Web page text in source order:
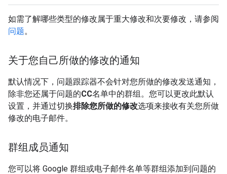
如需了解哪些类型的修改属于重大修改和次要修改，请参阅
问题。
关于您自己所做的修改的通知
默认情况下，问题跟踪器不会针对您所做的修改发送通知，
除非您还属于问题的CC名单中的群组。您可以更改此默认
设置，并通过切换排除您所做的修改选项来接收有关您所做
修改的电子邮件。
群组成员通知
您可以将 Google 群组或电子邮件名单等群组添加到问题的